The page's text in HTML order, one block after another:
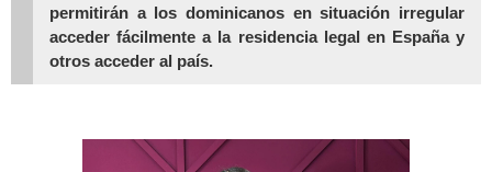
permitirán a los dominicanos en situación irregular
acceder fácilmente a la residencia legal en España y
otros acceder al país.